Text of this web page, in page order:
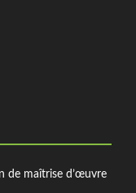
de maîtrise d’œuvre